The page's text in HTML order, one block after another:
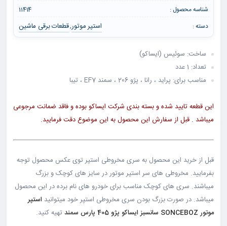
شناسه محصول :
11414
دسته :
استپر موتور,قطعات برقی ماشین
ساخت: سوئیس (ایساکو)
تعداد: 1 عدد
مناسب برای: پراید ، رانا ، پژو 206 ، سمند EF7 ، تیبا
این قطعه تایید شده و بسته بندی شرکت ایساکو بوده و فاقد ضمانت مرجوعی
میباشد . قبل از سفارش این محصول به این موضوع دقت فرمایید.
قبل از خرید این محصول به سری مخروطی استپر توی عکس محصول توجه
بفرمایید. مخروطی های سر استپر موتور در سایز های کوچک و بزرگ
میباشند. سری های کوچک مناسب برای خودرو های نام برده در این محصول
میباشد. در صورت بزرگ بودن سری مخروطی استپر خود میتوانید استپر
موتور SONCEBOZ سانسبز ایساکو پژو 405 پارس سمند
تهیه کنید.